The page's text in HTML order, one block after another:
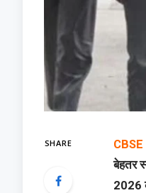
SHARE
बेहतर
2026